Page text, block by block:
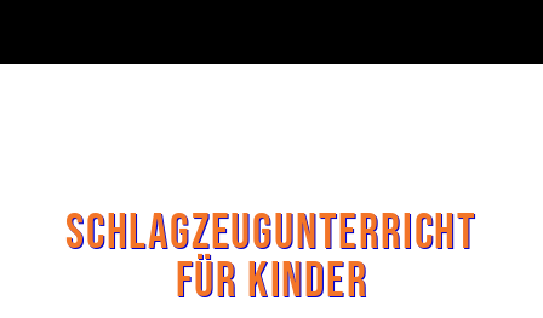
SCHLAGZEUGUNTERRICHT
FÜR KINDER